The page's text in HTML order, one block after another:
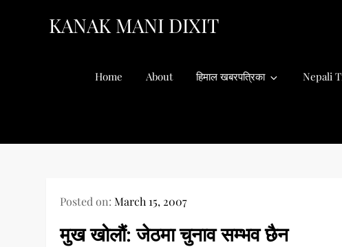
KANAK MANI DIXIT
Home About हिमाल खबरपत्रिका Nepali
Posted on:March 15, 2007
मुख खोलौं: जेठमा चुनाव सम्भव छैन